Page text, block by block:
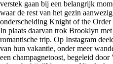
verstek gaan bij een belangrijk
waar de rest van het gezin
onderscheiding Knight of the
In plaats daarvan trok Brooklyn
romantische trip. Op Instagram
van hun vakantie, onder meer
een champagnetoost, begeleid